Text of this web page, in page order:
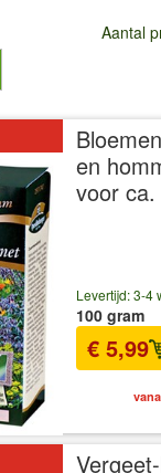
Aantal
en
voor ca.
Levertijd: 3-4
100 gram
€ 5,99